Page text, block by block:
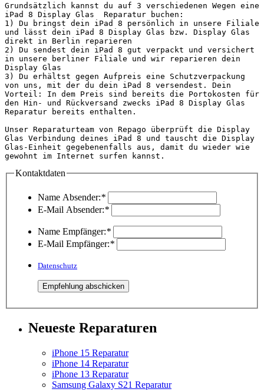
Grundsätzlich kannst du auf 3 verschiedenen Wegen eine
iPad 8 Display Glas  Reparatur buchen:
1) Du bringst dein iPad 8 persönlich in unsere Filiale
und lässt dein iPad 8 Display Glas bzw. Display Glas
direkt in Berlin reparieren
2) Du sendest dein iPad 8 gut verpackt und versichert
in unsere berliner Filiale und wir reparieren dein
Display Glas
3) Du erhältst gegen Aufpreis eine Schutzverpackung
von uns, mit der du dein iPad 8 versendest. Dein
Vorteil: In dem Preis sind bereits die Portokosten für
den Hin- und Rückversand zwecks iPad 8 Display Glas
Reparatur bereits enthalten.
Unser Reparaturteam von Repago überprüft die Display
Glas Verbindung deines iPad 8 und tauscht die Display
Glas-Einheit gegebenenfalls aus, damit du wieder wie
Kontaktdaten
Name Absender:*
E-Mail Absender:*
Name Empfänger:*
E-Mail Empfänger:*
Datenschutz
Neueste Reparaturen
iPhone 15 Reparatur
iPhone 14 Reparatur
iPhone 13 Reparatur
Samsung Galaxy S21 Reparatur